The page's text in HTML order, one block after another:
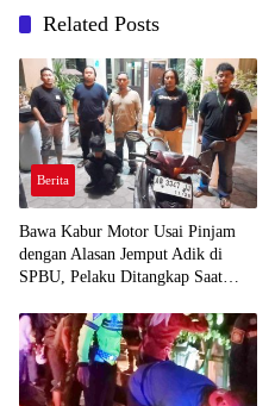
Related Posts
Berita
Bawa Kabur Motor Usai Pinjam
dengan Alasan Jemput Adik di
SPBU, Pelaku Ditangkap Saat